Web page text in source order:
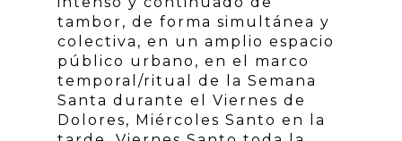
tambor, de forma simultánea y
colectiva, en un amplio espacio
público urbano, en el marco
temporal/ritual de la Semana
Santa durante el Viernes de
Dolores, Miércoles Santo en la